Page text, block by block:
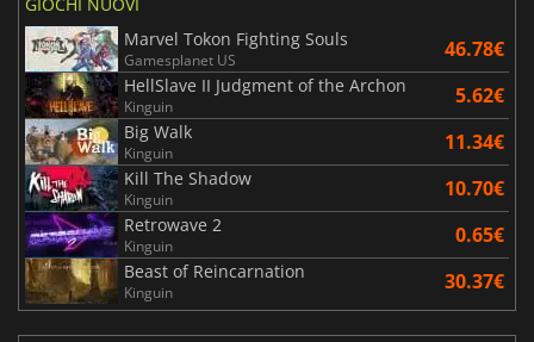
Marvel Tokon Fighting Souls
Gamesplanet US 46.78€
HellSlave II Judgment of the Archon
Kinguin 5.62€
Big Walk
Kinguin 11.34€
Kill The Shadow
Kinguin 10.70€
Retrowave 2
Kinguin 0.65€
Beast of Reincarnation
Kinguin 30.37€